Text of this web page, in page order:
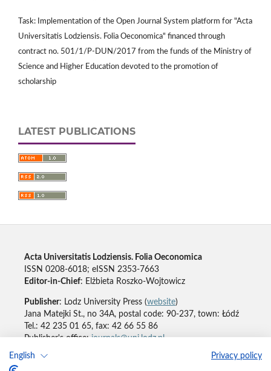
English Privacy policy
Task: Implementation of the Open Journal System platform for "Acta
Universitatis Lodziensis. Folia Oeconomica" financed through
contract no. 501/1/P-DUN/2017 from the funds of the Ministry of
Science and Higher Education devoted to the promotion of
scholarship
LATEST PUBLICATIONS
Acta Universitatis Lodziensis. Folia Oeconomica
ISSN 0208-6018; eISSN 2353-7663
Editor-in-Chief: Elżbieta Roszko-Wojtowicz
Publisher: Lodz University Press (website)
Jana Matejki St., no 34A, postal code: 90-237, town: Łódź
Tel.: 42 235 01 65, fax: 42 66 55 86
Publisher's office:journals@uni.lodz.pl
Accesibility declaration